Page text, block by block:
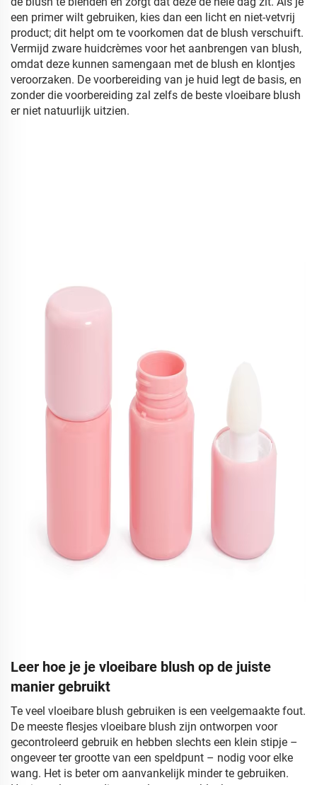
een primer wilt gebruiken, kies dan een licht en niet-vetvrij
product; dit helpt om te voorkomen dat de blush verschuift.
Vermijd zware huidcrèmes voor het aanbrengen van blush,
omdat deze kunnen samengaan met de blush en klontjes
veroorzaken. De voorbereiding van je huid legt de basis, en
zonder die voorbereiding zal zelfs de beste vloeibare blush
er niet natuurlijk uitzien.
Leer hoe je je vloeibare blush op de juiste
manier gebruikt
Te veel vloeibare blush gebruiken is een veelgemaakte fout.
De meeste flesjes vloeibare blush zijn ontworpen voor
gecontroleerd gebruik en hebben slechts een klein stipje –
ongeveer ter grootte van een speldpunt – nodig voor elke
wang. Het is beter om aanvankelijk minder te gebruiken.